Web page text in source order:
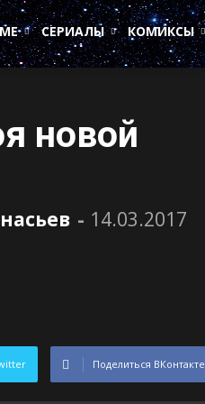
СЕРИАЛЫ КОМИКСЫ
новой
- 14.03.2017
Поделиться ВКонтакте